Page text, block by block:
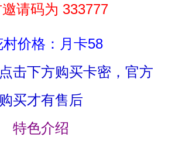
请码为 333777
村价格：月卡58
击下方购买卡密，官方
购买才有售后
特色介绍